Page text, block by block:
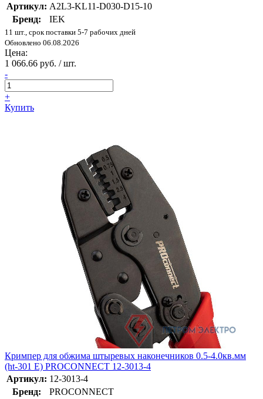
Артикул: A2L3-KL11-D030-D15-10
Бренд:
IEK
11 шт., срок поставки 5-7 рабочих дней
Обновлено 06.08.2026
Цена:
1 066.66 руб. / шт.
-
+
Купить
Кримпер для обжима штыревых наконечников 0.5-4.0кв.мм
(ht-301 E) PROCONNECT 12-3013-4
Артикул: 12-3013-4
Бренд:
PROCONNECT